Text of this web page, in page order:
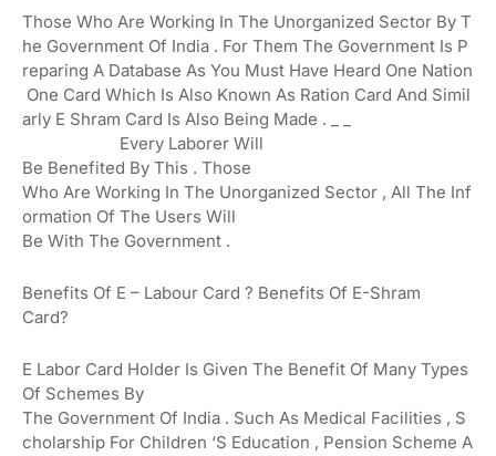
Those Who Are Working In The Unorganized Sector By T
He Government Of India . For Them The Government Is P
Reparing A Database As You Must Have Heard One Nation
One Card Which Is Also Known As Ration Card And Simil
Arly E Shram Card Is Also Being Made .
Every Laborer Will
Be Benefited By This . Those
Who Are Working In The Unorganized Sector , All The Inf
Ormation Of The Users Will
Be With The Government .
Benefits Of E – Labour Card ? Benefits Of E-Shram
Card?
E Labor Card Holder Is Given The Benefit Of Many Types
Of Schemes By
The Government Of India . Such As Medical Facilities , S
Cholarship For Children ‘s Education , Pension Scheme A